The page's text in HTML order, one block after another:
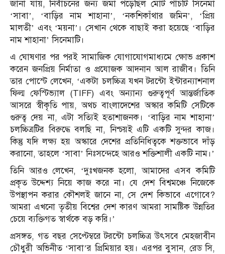
জানা যায়, নির্বাচনের জন্য জমা পড়েছিল মোট পাঁচটি সিনেমা
‘সাবা’, ‘বাড়ির নাম শাহানা’, ‘নকশিকাঁথার জমিন’, ‘প্রিয়
মালতী’ এবং ‘ময়না’। সেখান থেকে বাছাই করা হয়েছে ‘বাড়ির
নাম শাহানা’ সিনেমাটি।
এ ঘোষণার পর পরই সামাজিক যোগাযোগমাধ্যমে ক্ষোভ প্রকাশ
করেন জনপ্রিয় নির্মাতা ও প্রযোজক আদনান আল রাজীব। তিনি
তার পোস্টে লেখেন, ‘একটা চলচ্চিত্র যখন টরন্টো ইন্টারন্যাশনাল
ফিল্ম ফেস্টিভ্যাল (TIFF) এবং অন্যান্য গুরুত্বপূর্ণ আন্তর্জাতিক
আসরে স্বীকৃতি পায়, অথচ বাংলাদেশের অস্কার কমিটি সেটিকে
গুরুত্ব দেয় না, এটা সত্যিই হতাশাজনক। ‘বাড়ির নাম শাহানা’
চলচ্চিত্রটির বিরুদ্ধে বলছি না, নিশ্চয়ই এটি একটি সুন্দর কাজ।
কিন্তু যদি লক্ষ্য হয় অস্কারে দেশের প্রতিনিধিত্বকে শক্তভাবে দাঁড়
করানো, তাহলে ‘সাবা’ নিঃসন্দেহে আরও শক্তিশালী একটি নাম।’
তিনি আরও লেখেন, ‘দুঃখজনক হলো, আমাদের এসব কমিটি
প্রকৃত উদ্দেশ্য নিয়ে কাজ করে না। যে দেশ বিশ্বমঞ্চে নিজেকে
উপস্থাপন করার কৌশলই জানে না, সে দেশ কিভাবে এগোবে?
আমরা এখনো তৃতীয় বিশ্বের দেশ কারণ আমরা সামষ্টিক উন্নতির
চেয়ে ব্যক্তিগত স্বার্থকে বড় করি।’
প্রসঙ্গত, গত বছর সেপ্টেম্বরে টরন্টো চলচ্চিত্র উৎসবে মেহজাবীন
চৌধুরী অভিনীত ‘সাবা’র প্রিমিয়ার হয়। এরপর বুসান, রেড সি,